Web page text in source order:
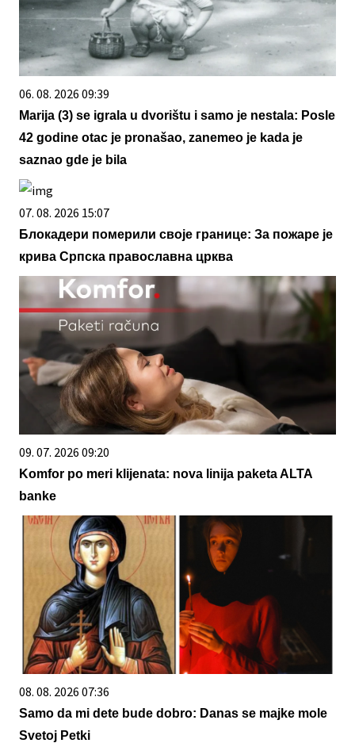
06. 08. 2026 09:39
Marija (3) se igrala u dvorištu i samo je nestala: Posle
42 godine otac je pronašao, zanemeo je kada je
saznao gde je bila
07. 08. 2026 15:07
Блокадери померили своје границе: За пожаре је
крива Српска православна црква
09. 07. 2026 09:20
Komfor po meri klijenata: nova linija paketa ALTA
banke
08. 08. 2026 07:36
Samo da mi dete bude dobro: Danas se majke mole
Svetoj Petki